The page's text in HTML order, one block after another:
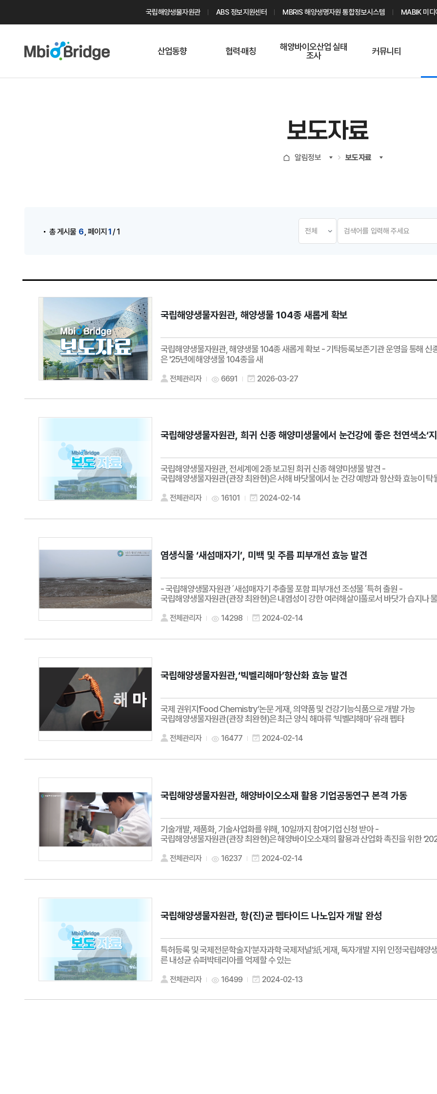
국립해양생물자원관 ABS 정보지원센터 MBRIS 해양생명자원 통합정보시스템 MABIK 미디
산업동향 협력·매칭
해양바이오산업 실태
조사
커뮤니티
지식포럼
해양바이오
기업현황
보도자료
알림정보 보도자료
총 게시물 6 ,페이지1/ 1
국립해양생물자원관, 해양생물 104종 새롭게 확보
국립해양생물자원관, 해양생물 104종 새롭게 확보 - 기탁등록보존기관 운영을 통해
은 '25년에 해양생물 104종을 새
전체관리자 6691 2026-03-27
국립해양생물자원관, 희귀 신종 해양미생물에서 눈건강에 좋은 천연색소‘
국립해양생물자원관, 전세계에 2종 보고된 희귀 신종 해양미생물 발견 -
국립해양생물자원관(관장 최완현)은 서해 바닷물에서 눈 건강 예방과 항산화 효능이 탁
전체관리자 16101 2024-02-14
염생식물 ‘새섬매자기’, 미백 및 주름 피부개선 효능 발견
- 국립해양생물자원관´새섬매자기 추출물 포함 피부개선 조성물´특허 출원 -
국립해양생물자원관(관장 최완현)은 내염성이 강한 여러해살이풀로서 바닷가 습지나
전체관리자 14298 2024-02-14
국립해양생물자원관,‘빅벨리해마’항산화 효능 발견
국제 권위지‘Food Chemistry’논문 게재, 의약품 및 건강기능식품으로 개발 가능
국립해양생물자원관(관장 최완현)은 최근 양식 해마류 ‘빅벨리해마’ 유래 펩타
전체관리자 16477 2024-02-14
국립해양생물자원관, 해양바이오소재 활용 기업공동연구 본격 가동
기술개발, 제품화, 기술사업화를 위해, 10일까지 참여기업 신청 받아 -
국립해양생물자원관(관장 최완현)은 해양바이오소재의 활용과 산업화 촉진을 위한
전체관리자 16237 2024-02-14
국립해양생물자원관, 항(진)균 펩타이드 나노입자 개발 완성
특허등록 및 국제전문학술지‘분자과학 국제저널’紙 게재, 독자개발 지위 인정국립해
른 내성균 슈퍼박테리아를 억제할 수 있는
전체관리자 16499 2024-02-13